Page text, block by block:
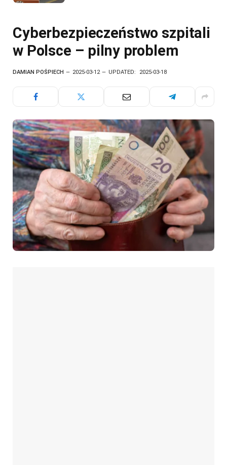
Cyberbezpieczeństwo szpitali
w Polsce – pilny problem
DAMIAN POŚPIECH 2025-03-12 UPDATED: 2025-03-18